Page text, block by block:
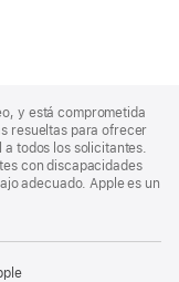
y está comprometida
resueltas para ofrecer
todos los solicitantes.
con discapacidades
adecuado. Apple es un